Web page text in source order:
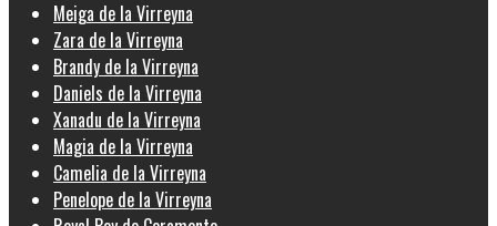
Meiga de la Virreyna
Zara de la Virreyna
Brandy de la Virreyna
Daniels de la Virreyna
Xanadu de la Virreyna
Magia de la Virreyna
Camelia de la Virreyna
Penelope de la Virreyna